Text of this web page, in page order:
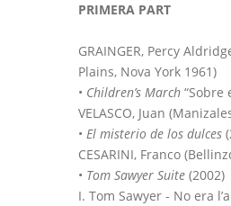
PRIMERA PART
GRAINGER, Percy
Plains, Nova York 1961)
• Children’s March “Sobre
VELASCO, Juan
• El misterio de los dulces
CESARINI, Franco
• Tom Sawyer Suite (2002)
I. Tom Sawyer - No era